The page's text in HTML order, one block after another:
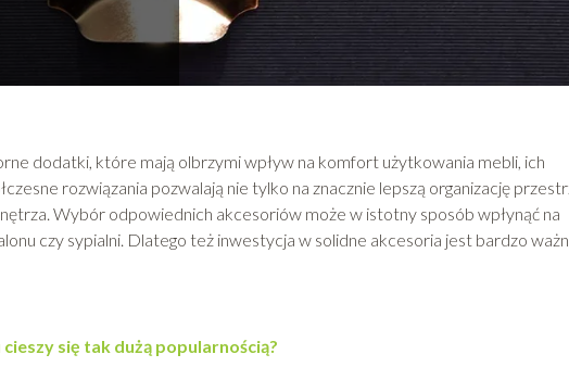
dodatki, które mają olbrzymi wpływ na komfort użytkowania mebli, ich
rozwiązania pozwalają nie tylko na znacznie lepszą organizację
Wybór odpowiednich akcesoriów może w istotny sposób wpłynąć na
czy sypialni. Dlatego też inwestycja w solidne akcesoria jest bardzo
się tak dużą popularnością?